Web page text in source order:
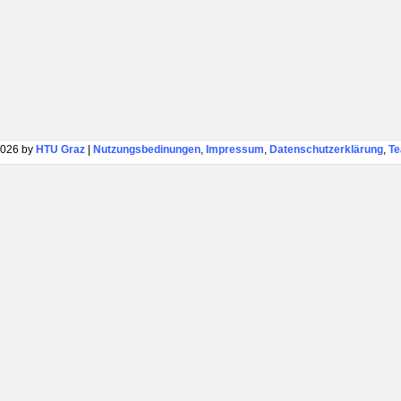
by HTU Graz| Nutzungsbedinungen, Impressum, Datenschutzerklärung,